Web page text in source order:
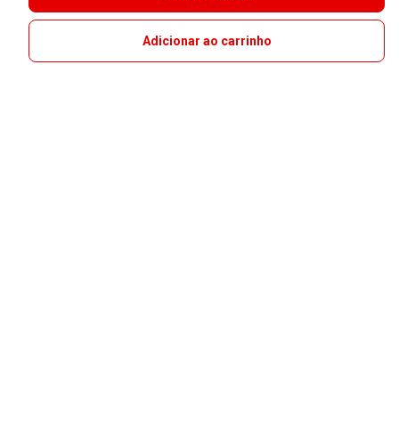
Adicionar ao carrinho